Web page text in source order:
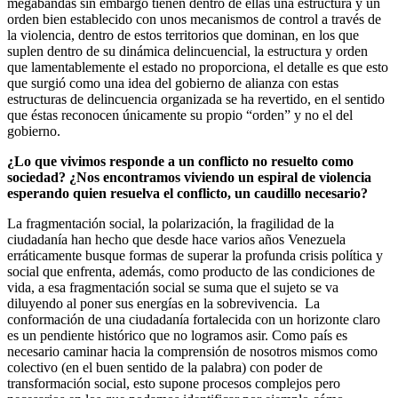
megabandas sin embargo tienen dentro de ellas una estructura y un
orden bien establecido con unos mecanismos de control a través de
la violencia, dentro de estos territorios que dominan, en los que
suplen dentro de su dinámica delincuencial, la estructura y orden
que lamentablemente el estado no proporciona, el detalle es que esto
que surgió como una idea del gobierno de alianza con estas
estructuras de delincuencia organizada se ha revertido, en el sentido
que éstas reconocen únicamente su propio “orden” y no el del
gobierno.
¿Lo que vivimos responde a un conflicto no resuelto como
sociedad? ¿Nos encontramos viviendo un espiral de violencia
esperando quien resuelva el conflicto, un caudillo necesario?
La fragmentación social, la polarización, la fragilidad de la
ciudadanía han hecho que desde hace varios años Venezuela
erráticamente busque formas de superar la profunda crisis política y
social que enfrenta, además, como producto de las condiciones de
vida, a esa fragmentación social se suma que el sujeto se va
diluyendo al poner sus energías en la sobrevivencia. La
conformación de una ciudadanía fortalecida con un horizonte claro
es un pendiente histórico que no logramos asir. Como país es
necesario caminar hacia la comprensión de nosotros mismos como
colectivo (en el buen sentido de la palabra) con poder de
transformación social, esto supone procesos complejos pero